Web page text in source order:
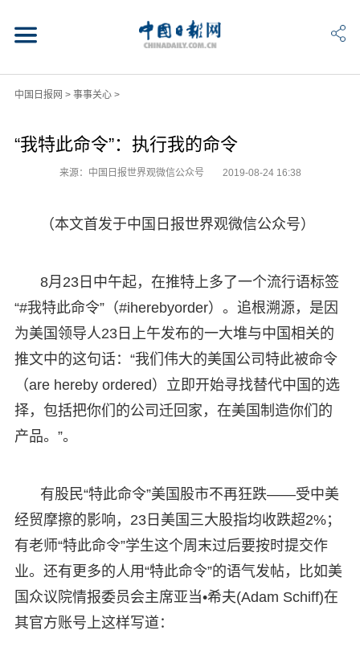
中国日报网 > 事事关心>
“我特此命令”：执行我的命令
来源：中国日报世界观微信公众号 2019-08-24 16:38
（本文首发于中国日报世界观微信公众号）
8月23日中午起，在推特上多了一个流行语标签
“#我特此命令”（#iherebyorder）。追根溯源，是因
为美国领导人23日上午发布的一大堆与中国相关的
推文中的这句话：“我们伟大的美国公司特此被命令
（are hereby ordered）立即开始寻找替代中国的选
择，包括把你们的公司迁回家，在美国制造你们的
产品。”。
有股民“特此命令”美国股市不再狂跌——受中美
经贸摩擦的影响，23日美国三大股指均收跌超2%；
有老师“特此命令”学生这个周末过后要按时提交作
业。还有更多的人用“特此命令”的语气发帖，比如美
国众议院情报委员会主席亚当•希夫(Adam Schiff)在
其官方账号上这样写道：